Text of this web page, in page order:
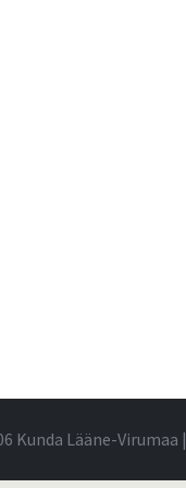
Kunda Lääne-Virumaa |